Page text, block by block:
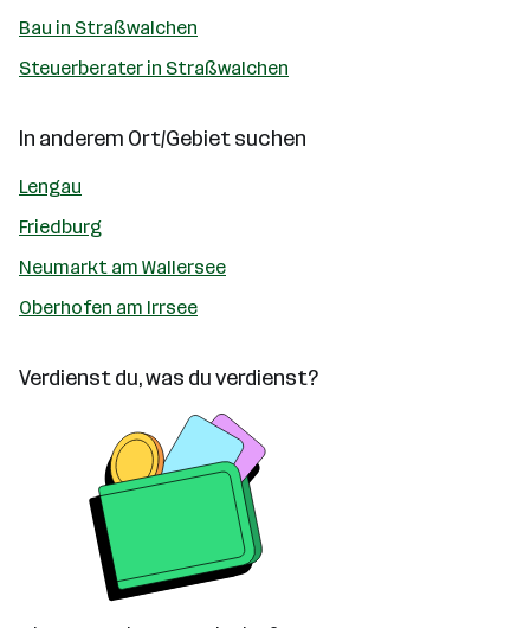
Bau in Straßwalchen
Steuerberater in Straßwalchen
In anderem Ort/Gebiet suchen
Lengau
Friedburg
Neumarkt am Wallersee
Oberhofen am Irrsee
Verdienst du, was du verdienst?